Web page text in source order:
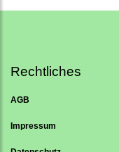
Rechtliches
AGB
Impressum